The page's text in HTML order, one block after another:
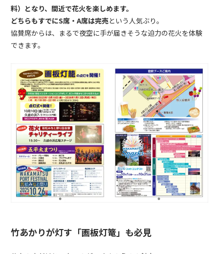
料）となり、間近で花火を楽しめます。
どちらもすでにS席・A席は完売という人気ぶり。
協賛席からは、まるで夜空に手が届きそうな迫力の花火を体験
できます。
竹あかりが灯す「画板灯篭」も必見